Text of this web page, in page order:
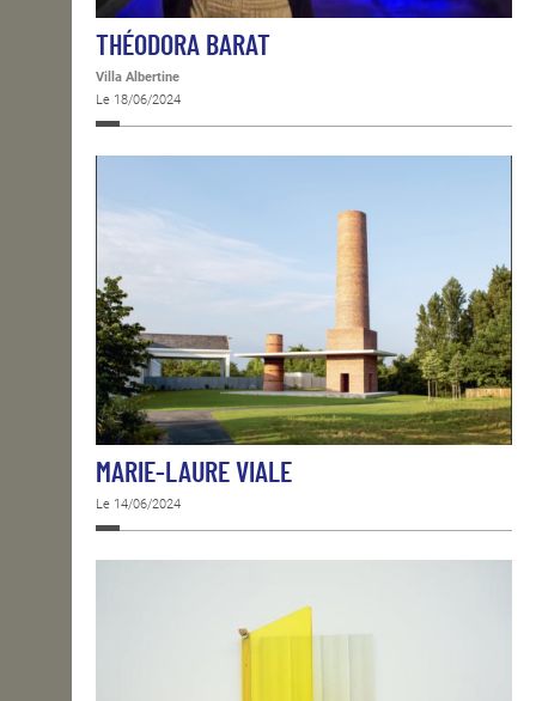
THÉODORA BARAT
Villa Albertine
Le 18/06/2024
MARIE-LAURE VIALE
Le 14/06/2024